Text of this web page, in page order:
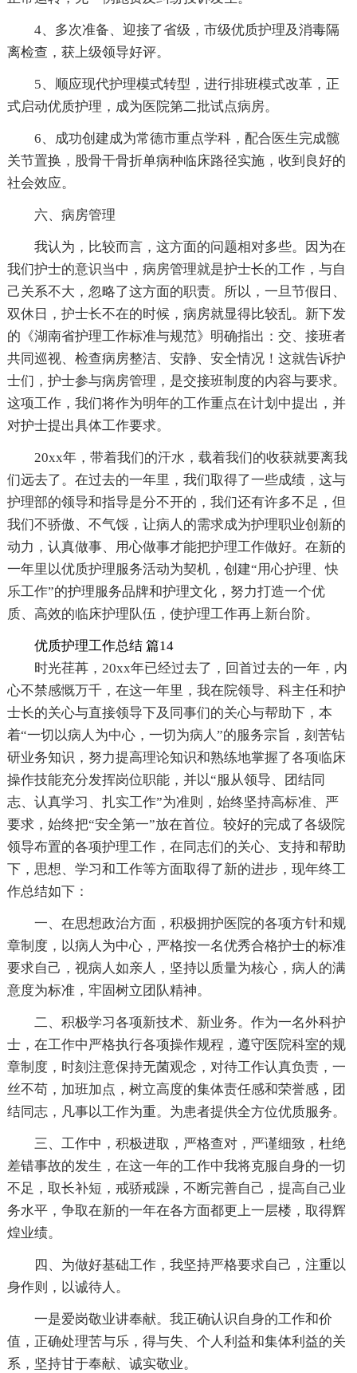
4、多次准备、迎接了省级，市级优质护理及消毒隔
离检查，获上级领导好评。
5、顺应现代护理模式转型，进行排班模式改革，正
式启动优质护理，成为医院第二批试点病房。
6、成功创建成为常德市重点学科，配合医生完成髋
关节置换，股骨干骨折单病种临床路径实施，收到良好的
社会效应。
六、病房管理
我认为，比较而言，这方面的问题相对多些。因为在
我们护士的意识当中，病房管理就是护士长的工作，与自
己关系不大，忽略了这方面的职责。所以，一旦节假日、
双休日，护士长不在的时候，病房就显得比较乱。新下发
的《湖南省护理工作标准与规范》明确指出：交、接班者
共同巡视、检查病房整洁、安静、安全情况！这就告诉护
士们，护士参与病房管理，是交接班制度的内容与要求。
这项工作，我们将作为明年的工作重点在计划中提出，并
对护士提出具体工作要求。
20xx年，带着我们的汗水，载着我们的收获就要离我
们远去了。在过去的一年里，我们取得了一些成绩，这与
护理部的领导和指导是分不开的，我们还有许多不足，但
我们不骄傲、不气馁，让病人的需求成为护理职业创新的
动力，认真做事、用心做事才能把护理工作做好。在新的
一年里以优质护理服务活动为契机，创建“用心护理、快
乐工作”的护理服务品牌和护理文化，努力打造一个优
质、高效的临床护理队伍，使护理工作再上新台阶。
优质护理工作总结 篇14
时光荏苒，20xx年已经过去了，回首过去的一年，内
心不禁感慨万千，在这一年里，我在院领导、科主任和护
士长的关心与直接领导下及同事们的关心与帮助下，本
着“一切以病人为中心，一切为病人”的服务宗旨，刻苦钻
研业务知识，努力提高理论知识和熟练地掌握了各项临床
操作技能充分发挥岗位职能，并以“服从领导、团结同
志、认真学习、扎实工作”为准则，始终坚持高标准、严
要求，始终把“安全第一”放在首位。较好的完成了各级院
领导布置的各项护理工作，在同志们的关心、支持和帮助
下，思想、学习和工作等方面取得了新的进步，现年终工
作总结如下：
一、在思想政治方面，积极拥护医院的各项方针和规
章制度，以病人为中心，严格按一名优秀合格护士的标准
要求自己，视病人如亲人，坚持以质量为核心，病人的满
意度为标准，牢固树立团队精神。
二、积极学习各项新技术、新业务。作为一名外科护
士，在工作中严格执行各项操作规程，遵守医院科室的规
章制度，时刻注意保持无菌观念，对待工作认真负责，一
丝不苟，加班加点，树立高度的集体责任感和荣誉感，团
结同志，凡事以工作为重。为患者提供全方位优质服务。
三、工作中，积极进取，严格查对，严谨细致，杜绝
差错事故的发生，在这一年的工作中我将克服自身的一切
不足，取长补短，戒骄戒躁，不断完善自己，提高自己业
务水平，争取在新的一年在各方面都更上一层楼，取得辉
煌业绩。
四、为做好基础工作，我坚持严格要求自己，注重以
身作则，以诚待人。
一是爱岗敬业讲奉献。我正确认识自身的工作和价
值，正确处理苦与乐，得与失、个人利益和集体利益的关
系，坚持甘于奉献、诚实敬业。